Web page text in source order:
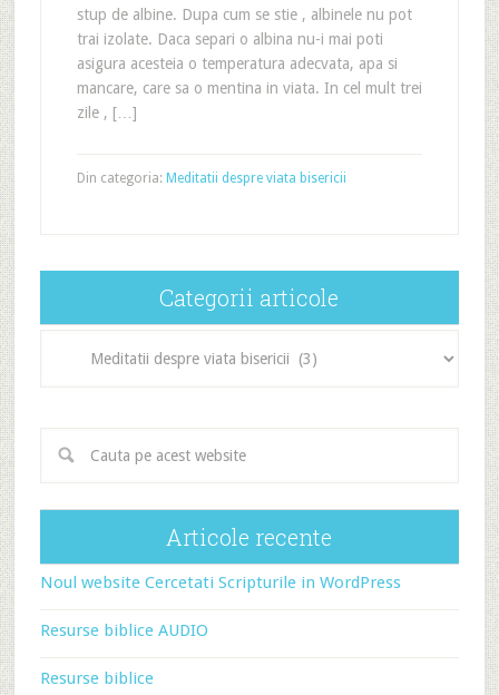
stup de albine. Dupa cum se stie , albinele nu pot
trai izolate. Daca separi o albina nu-i mai poti
asigura acesteia o temperatura adecvata, apa si
mancare, care sa o mentina in viata. In cel mult trei
zile , […]
Din categoria: Meditatii despre viata bisericii
Categorii articole
articole
Articole recente
Noul website Cercetati Scripturile in WordPress
Resurse biblice AUDIO
Resurse biblice